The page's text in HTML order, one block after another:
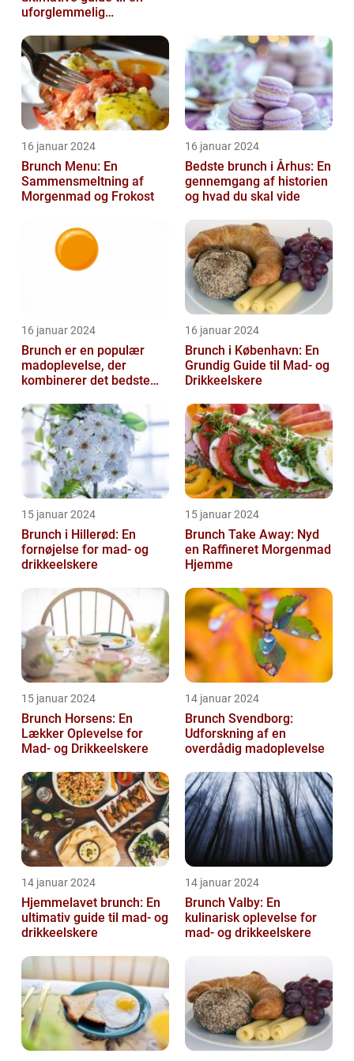
uforglemmelig
16 januar 2024
Brunch Menu: En
Sammensmeltning af
Morgenmad og Frokost
16 januar 2024
Bedste brunch i Århus: En
gennemgang af historien
og hvad du skal vide
16 januar 2024
Brunch er en populær
madoplevelse, der
kombinerer det bedste
frokost
16 januar 2024
Brunch i København: En
Grundig Guide til Mad- og
Drikkeelskere
15 januar 2024
Brunch i Hillerød: En
fornøjelse for mad- og
drikkeelskere
15 januar 2024
Brunch Take Away: Nyd
en Raffineret Morgenmad
Hjemme
15 januar 2024
Brunch Horsens: En
Lækker Oplevelse for
Mad- og Drikkeelskere
14 januar 2024
Brunch Svendborg:
Udforskning af en
overdådig madoplevelse
14 januar 2024
Hjemmelavet brunch: En
ultimativ guide til mad- og
drikkeelskere
14 januar 2024
Brunch Valby: En
kulinarisk oplevelse for
mad- og drikkeelskere